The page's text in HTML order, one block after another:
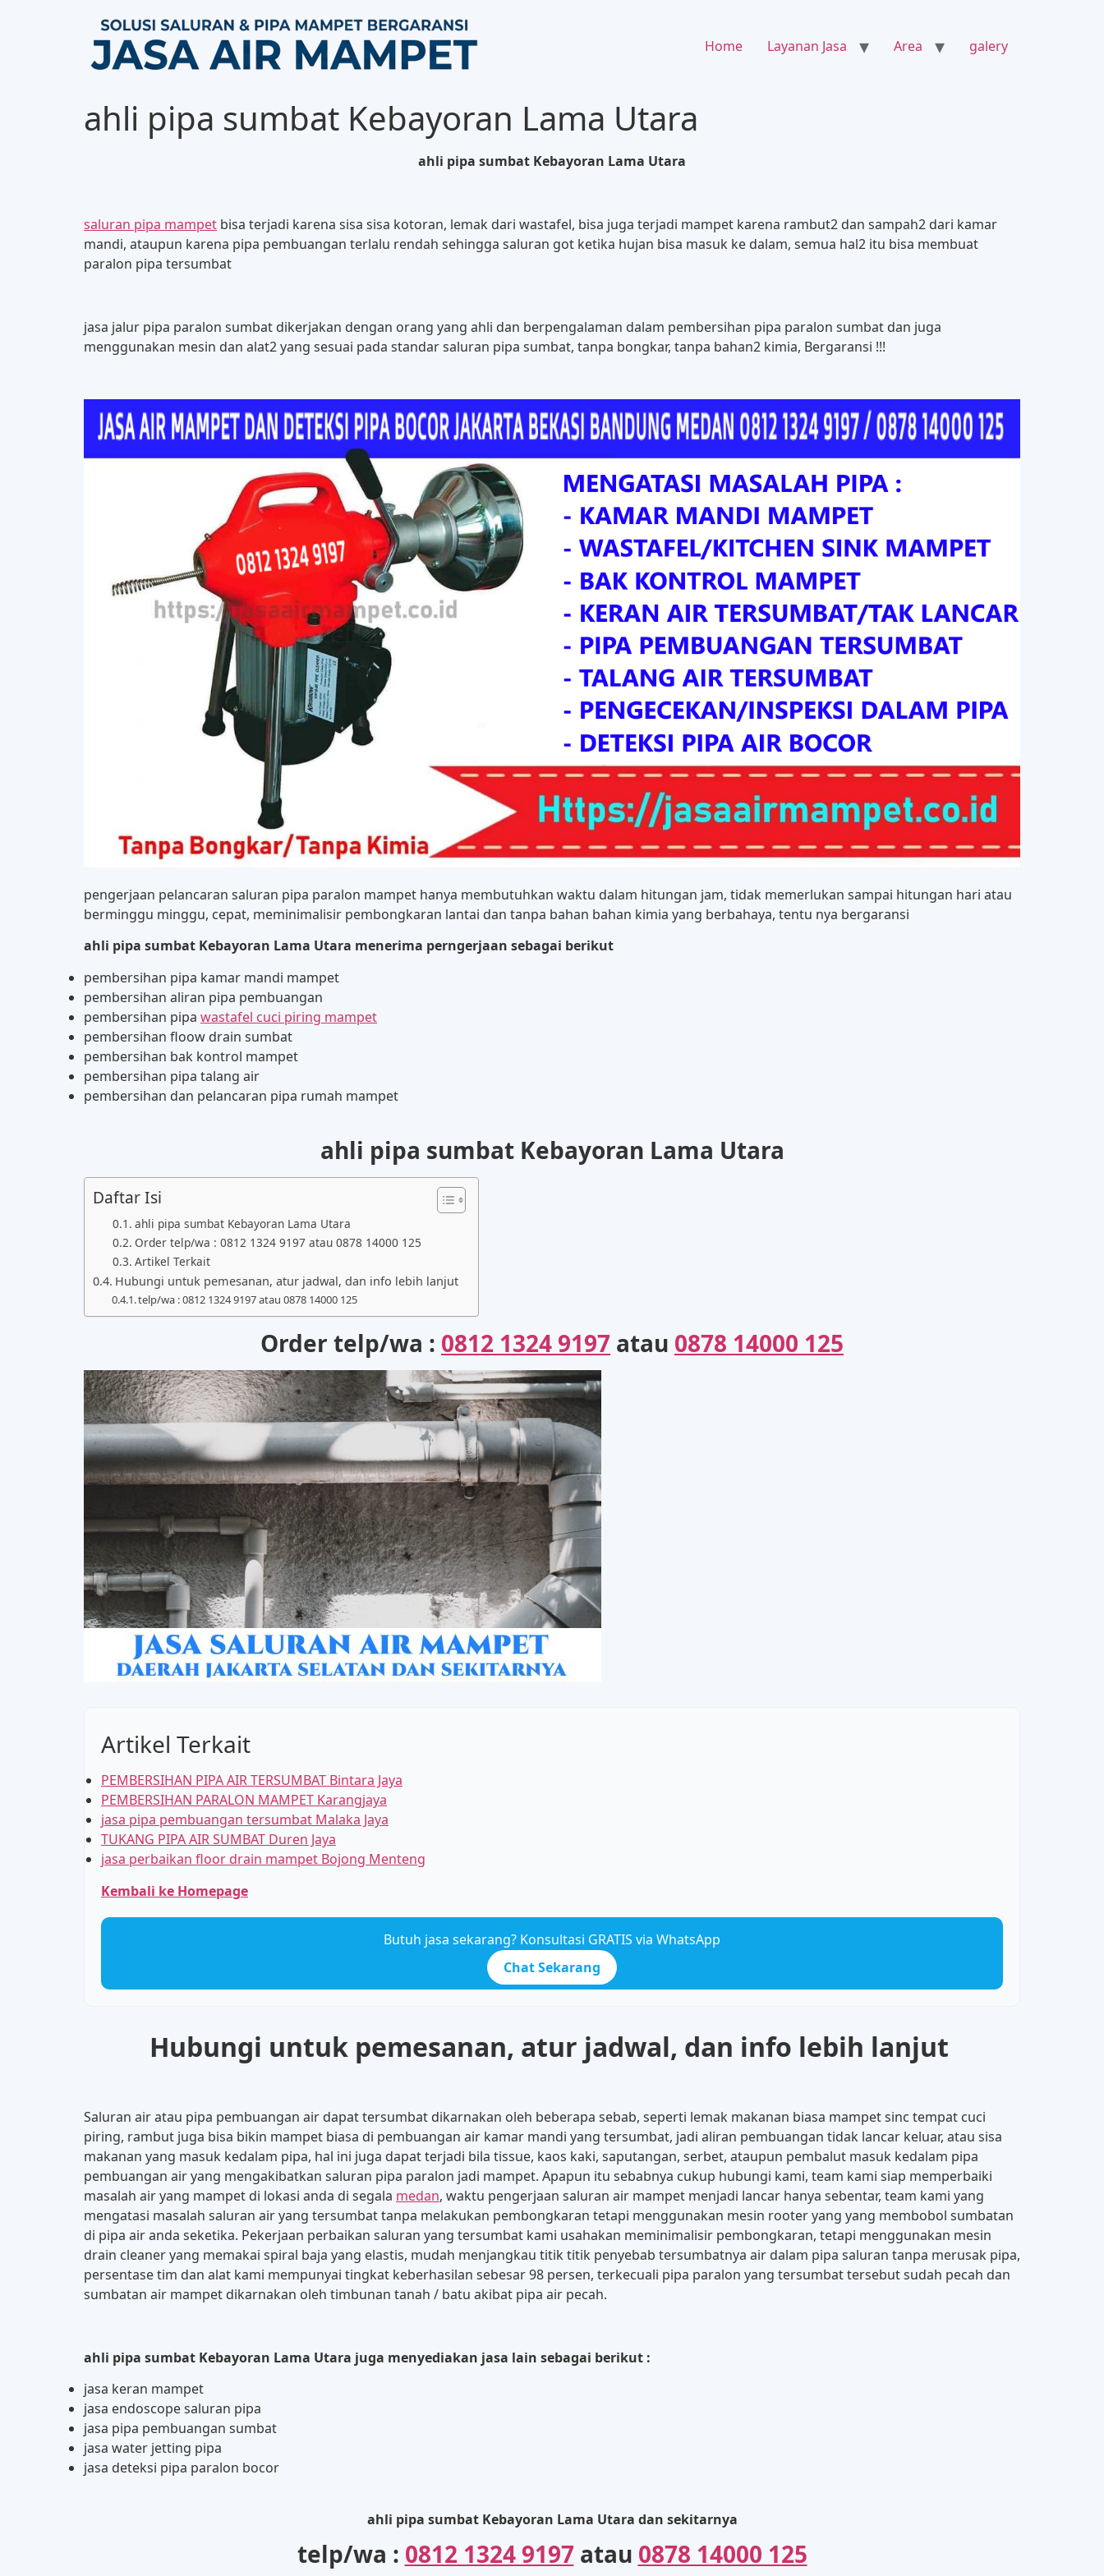
Home Layanan Jasa Area galery
ahli pipa sumbat Kebayoran Lama Utara
ahli pipa sumbat Kebayoran Lama Utara
saluran pipa mampet bisa terjadi karena sisa sisa kotoran, lemak dari wastafel, bisa juga terjadi mampet karena rambut2 dan sampah2 dari kamar
mandi, ataupun karena pipa pembuangan terlalu rendah sehingga saluran got ketika hujan bisa masuk ke dalam, semua hal2 itu bisa membuat
paralon pipa tersumbat
jasa jalur pipa paralon sumbat dikerjakan dengan orang yang ahli dan berpengalaman dalam pembersihan pipa paralon sumbat dan juga
menggunakan mesin dan alat2 yang sesuai pada standar saluran pipa sumbat, tanpa bongkar, tanpa bahan2 kimia, Bergaransi !!!
pengerjaan pelancaran saluran pipa paralon mampet hanya membutuhkan waktu dalam hitungan jam, tidak memerlukan sampai hitungan hari atau
berminggu minggu, cepat, meminimalisir pembongkaran lantai dan tanpa bahan bahan kimia yang berbahaya, tentu nya bergaransi
ahli pipa sumbat Kebayoran Lama Utara menerima perngerjaan sebagai berikut
pembersihan pipa kamar mandi mampet
pembersihan aliran pipa pembuangan
pembersihan pipa wastafel cuci piring mampet
pembersihan floow drain sumbat
pembersihan bak kontrol mampet
pembersihan pipa talang air
pembersihan dan pelancaran pipa rumah mampet
ahli pipa sumbat Kebayoran Lama Utara
Daftar Isi
ahli pipa sumbat Kebayoran Lama Utara
Order telp/wa : 0812 1324 9197 atau 0878 14000 125
Artikel Terkait
Hubungi untuk pemesanan, atur jadwal, dan info lebih lanjut
telp/wa : 0812 1324 9197 atau 0878 14000 125
Order telp/wa : 0812 1324 9197 atau 0878 14000 125
Artikel Terkait
PEMBERSIHAN PIPA AIR TERSUMBAT Bintara Jaya
PEMBERSIHAN PARALON MAMPET Karangjaya
jasa pipa pembuangan tersumbat Malaka Jaya
TUKANG PIPA AIR SUMBAT Duren Jaya
jasa perbaikan floor drain mampet Bojong Menteng
Kembali ke Homepage
Butuh jasa sekarang? Konsultasi GRATIS via WhatsApp
Chat Sekarang
Hubungi untuk pemesanan, atur jadwal, dan info lebih lanjut
Saluran air atau pipa pembuangan air dapat tersumbat dikarnakan oleh beberapa sebab, seperti lemak makanan biasa mampet sinc tempat cuci
piring, rambut juga bisa bikin mampet biasa di pembuangan air kamar mandi yang tersumbat, jadi aliran pembuangan tidak lancar keluar, atau sisa
makanan yang masuk kedalam pipa, hal ini juga dapat terjadi bila tissue, kaos kaki, saputangan, serbet, ataupun pembalut masuk kedalam pipa
pembuangan air yang mengakibatkan saluran pipa paralon jadi mampet. Apapun itu sebabnya cukup hubungi kami, team kami siap memperbaiki
masalah air yang mampet di lokasi anda di segala medan, waktu pengerjaan saluran air mampet menjadi lancar hanya sebentar, team kami yang
mengatasi masalah saluran air yang tersumbat tanpa melakukan pembongkaran tetapi menggunakan mesin rooter yang yang membobol sumbatan
di pipa air anda seketika. Pekerjaan perbaikan saluran yang tersumbat kami usahakan meminimalisir pembongkaran, tetapi menggunakan mesin
drain cleaner yang memakai spiral baja yang elastis, mudah menjangkau titik titik penyebab tersumbatnya air dalam pipa saluran tanpa merusak pipa,
persentase tim dan alat kami mempunyai tingkat keberhasilan sebesar 98 persen, terkecuali pipa paralon yang tersumbat tersebut sudah pecah dan
sumbatan air mampet dikarnakan oleh timbunan tanah / batu akibat pipa air pecah.
ahli pipa sumbat Kebayoran Lama Utara juga menyediakan jasa lain sebagai berikut :
jasa keran mampet
jasa endoscope saluran pipa
jasa pipa pembuangan sumbat
jasa water jetting pipa
jasa deteksi pipa paralon bocor
ahli pipa sumbat Kebayoran Lama Utara dan sekitarnya
telp/wa : 0812 1324 9197 atau 0878 14000 125